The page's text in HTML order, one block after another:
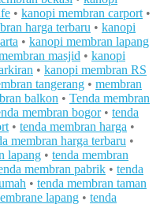
• kanopi membran carport •
harga terbaru • kanopi
• kanopi membran lapang
masjid • kanopi
• kanopi membran RS
tangerang • membran
balkon • Tenda membran
membran bogor• tenda
• tenda membran harga •
membran harga terbaru •
lapang • tenda membran
membran pabrik • tenda
• tenda membran taman
lapang • tenda